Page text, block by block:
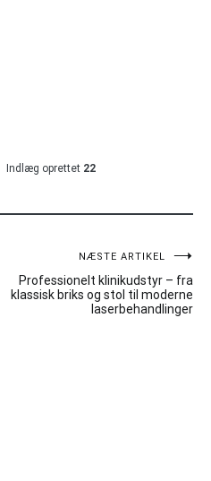
Indlæg oprettet 22
NÆSTE ARTIKEL
Professionelt klinikudstyr – fra
klassisk briks og stol til moderne
laserbehandlinger